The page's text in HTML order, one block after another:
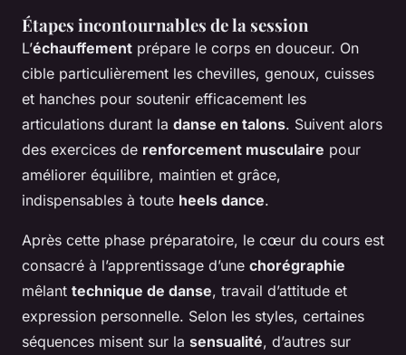
Étapes incontournables de la session
L’échauffement prépare le corps en douceur. On
cible particulièrement les chevilles, genoux, cuisses
et hanches pour soutenir efficacement les
articulations durant la danse en talons. Suivent alors
des exercices de renforcement musculaire pour
améliorer équilibre, maintien et grâce,
indispensables à toute heels dance.
Après cette phase préparatoire, le cœur du cours est
consacré à l’apprentissage d’une chorégraphie
mêlant technique de danse, travail d’attitude et
expression personnelle. Selon les styles, certaines
séquences misent sur la sensualité, d’autres sur